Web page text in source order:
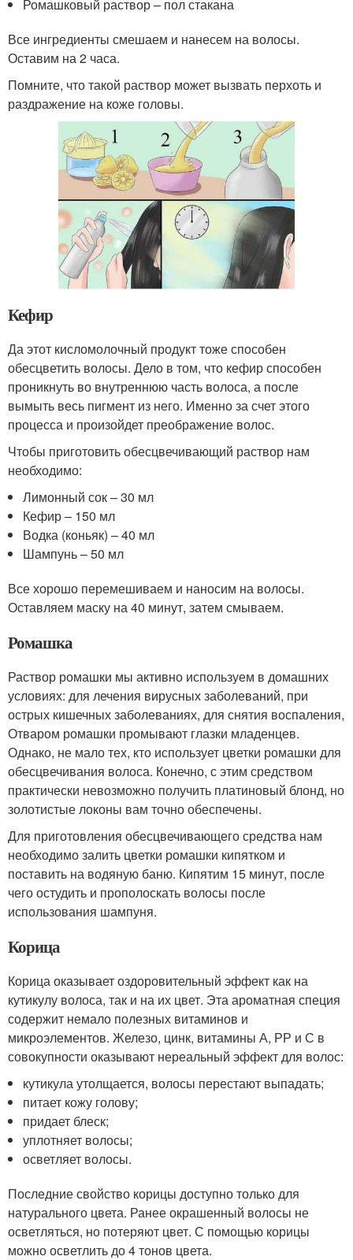
Ромашковый раствор – пол стакана
Все ингредиенты смешаем и нанесем на волосы.
Оставим на 2 часа.
Помните, что такой раствор может вызвать перхоть и
раздражение на коже головы.
Кефир
Да этот кисломолочный продукт тоже способен
обесцветить волосы. Дело в том, что кефир способен
проникнуть во внутреннюю часть волоса, а после
вымыть весь пигмент из него. Именно за счет этого
процесса и произойдет преображение волос.
Чтобы приготовить обесцвечивающий раствор нам
необходимо:
Лимонный сок – 30 мл
Кефир – 150 мл
Водка (коньяк) – 40 мл
Шампунь – 50 мл
Все хорошо перемешиваем и наносим на волосы.
Оставляем маску на 40 минут, затем смываем.
Ромашка
Раствор ромашки мы активно используем в домашних
условиях: для лечения вирусных заболеваний, при
острых кишечных заболеваниях, для снятия воспаления,
Отваром ромашки промывают глазки младенцев.
Однако, не мало тех, кто использует цветки ромашки для
обесцвечивания волоса. Конечно, с этим средством
практически невозможно получить платиновый блонд, но
золотистые локоны вам точно обеспечены.
Для приготовления обесцвечивающего средства нам
необходимо залить цветки ромашки кипятком и
поставить на водяную баню. Кипятим 15 минут, после
чего остудить и прополоскать волосы после
использования шампуня.
Корица
Корица оказывает оздоровительный эффект как на
кутикулу волоса, так и на их цвет. Эта ароматная специя
содержит немало полезных витаминов и
микроэлементов. Железо, цинк, витамины А, РР и С в
совокупности оказывают нереальный эффект для волос:
кутикула утолщается, волосы перестают выпадать;
питает кожу голову;
придает блеск;
уплотняет волосы;
осветляет волосы.
Последние свойство корицы доступно только для
натурального цвета. Ранее окрашенный волосы не
осветляться, но потеряют цвет. С помощью корицы
можно осветлить до 4 тонов цвета.